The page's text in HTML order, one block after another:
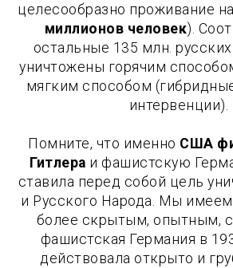
целесообразно проживание
миллионов человек).
остальные 135 млн.
уничтожены горячим
мягким способом
интервенции).
Помните, что именно США
Гитлера и фашистскую
ставила перед собой цель
и Русского Народа. Мы
более скрытым, опытным,
фашистская Германия в
действовала открыто и